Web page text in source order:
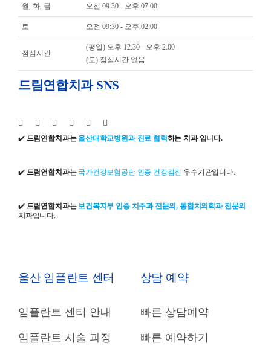
월, 화, 금 오전 09:30 - 오후 07:00
토 오전 09:30 - 오후 02:00
점심시간
(평일) 오후 12:30 - 오후 2:00
(토) 점심시간 없음
드림연합치과 SNS
✔️ 드림연합치과는 울산대학교병원과 진료 협력하는 치과 입니다.
✔️ 드림연합치과는 국가건강보험공단 인증 건강검진 우수기관입니다.
✔️ 드림연합치과는보건복지부 인증 치주과 전문의, 통합치의학과 전문의
치과입니다.
울산 임플란트 센터
임플란트 센터 안내
임플란트 시술 과정
상담 예약
빠른 상담예약
빠른 예약하기